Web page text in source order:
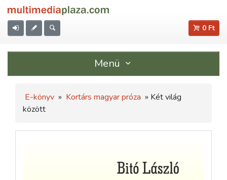
0 Ft
Menü
E-könyv » Kortárs magyar próza » Két világ
között